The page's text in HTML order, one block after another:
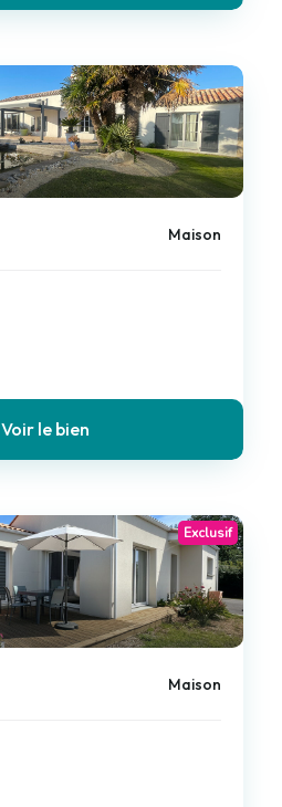
Maison
Voir le bien
Exclusif
Maison